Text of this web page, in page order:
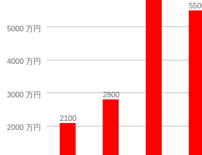
2100
2800
2000 万円
3000 万円
4000 万円
5000 万円